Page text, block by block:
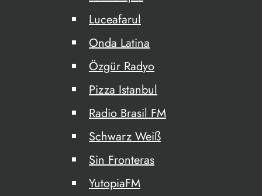
Luceafarul
Onda Latina
Özgür Radyo
Pizza Istanbul
Radio Brasil FM
Schwarz Weiß
Sin Fronteras
YutopiaFM